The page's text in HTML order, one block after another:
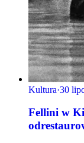
Kultura·30
Fellini w